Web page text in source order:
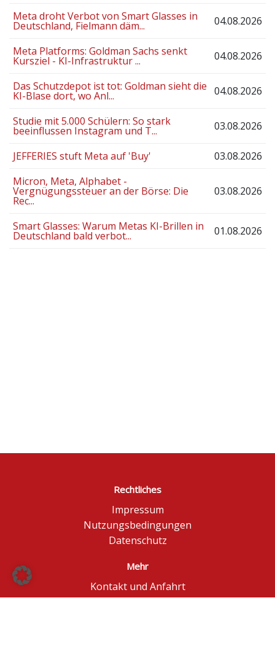
Meta droht Verbot von Smart Glasses in
Deutschland, Fielmann däm... 04.08.2026
Meta Platforms: Goldman Sachs senkt
Kursziel - KI-Infrastruktur ... 04.08.2026
Das Schutzdepot ist tot: Goldman sieht die
KI-Blase dort, wo Anl... 04.08.2026
Studie mit 5.000 Schülern: So stark
beeinflussen Instagram und T... 03.08.2026
JEFFERIES stuft Meta auf 'Buy'
03.08.2026
Micron, Meta, Alphabet -
Vergnügungssteuer an der Börse: Die
Rec...
03.08.2026
Smart Glasses: Warum Metas KI-Brillen in
Deutschland bald verbot... 01.08.2026
Rechtliches
Impressum
Nutzungsbedingungen
Datenschutz
Mehr
Kontakt und Anfahrt
Börse Düsseldorf